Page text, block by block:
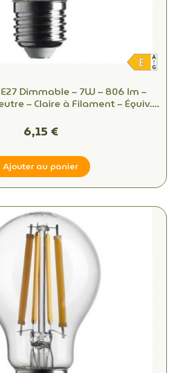
Dimmable – 7W – 806 lm –
– Claire à Filament – Équiv.
6,15 €
Ajouter au panier